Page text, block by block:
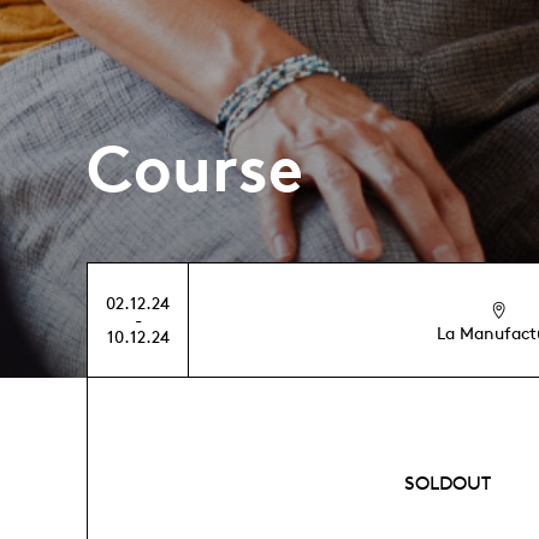
Course
02.12.24
-
10.12.24
La
SOLDOUT